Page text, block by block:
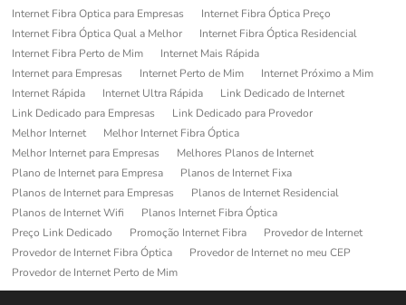
Internet Fibra Optica para Empresas
Internet Fibra Óptica Preço
Internet Fibra Óptica Qual a Melhor
Internet Fibra Óptica Residencial
Internet Fibra Perto de Mim
Internet Mais Rápida
Internet para Empresas
Internet Perto de Mim
Internet Próximo a Mim
Internet Rápida
Internet Ultra Rápida
Link Dedicado de Internet
Link Dedicado para Empresas
Link Dedicado para Provedor
Melhor Internet
Melhor Internet Fibra Óptica
Melhor Internet para Empresas
Melhores Planos de Internet
Plano de Internet para Empresa
Planos de Internet Fixa
Planos de Internet para Empresas
Planos de Internet Residencial
Planos de Internet Wifi
Planos Internet Fibra Óptica
Preço Link Dedicado
Promoção Internet Fibra
Provedor de Internet
Provedor de Internet Fibra Óptica
Provedor de Internet no meu CEP
Provedor de Internet Perto de Mim